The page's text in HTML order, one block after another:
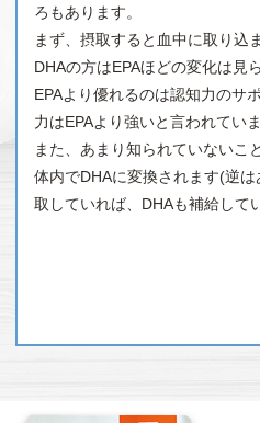
ろもあります。
まず、摂取すると血中に取り込
DHAの方はEPAほどの変化は見
EPAより優れるのは認知力のサ
力はEPAより強いと言われていま
また、あまり知られていないこ
体内でDHAに変換されます(逆
取していれば、DHAも補給して